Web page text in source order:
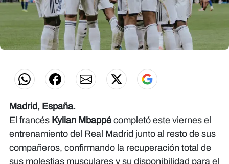
Madrid, España.
El francés Kylian Mbappé completó este viernes el
entrenamiento del Real Madrid junto al resto de sus
compañeros, confirmando la recuperación total de
sus molestias musculares y su disponibilidad para el